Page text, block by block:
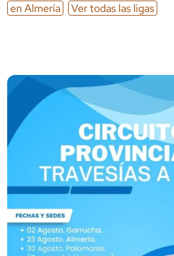
en Almería Ver todas las ligas